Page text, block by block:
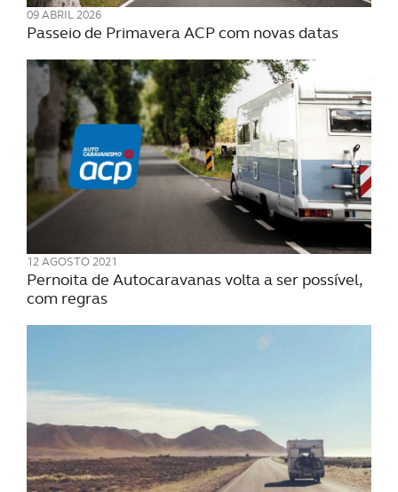
09 ABRIL 2026
Passeio de Primavera ACP com novas datas
12 AGOSTO 2021
Pernoita de Autocaravanas volta a ser possível,
com regras